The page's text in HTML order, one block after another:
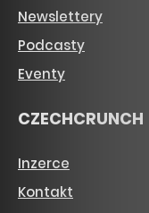
Newslettery
Podcasty
Eventy
CZECHCRUNCH
Inzerce
Kontakt